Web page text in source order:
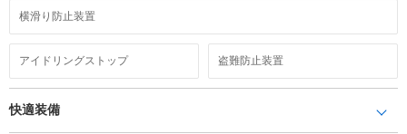
横滑り防止装置
アイドリングストップ 盗難防止装置
快適装備